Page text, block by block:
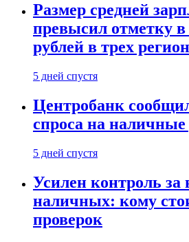
Размер средней
превысил отметку
рублей в трех
5 дней спустя
Центробанк
спроса на наличные
5 дней спустя
Усилен контроль за
наличных: кому
проверок